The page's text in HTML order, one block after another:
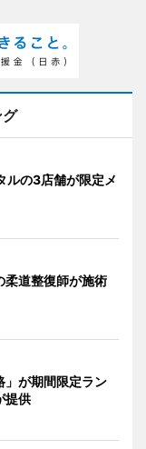
ルの3店舗が限定メ
道整復師が施術
」が期間限定ラン
提供